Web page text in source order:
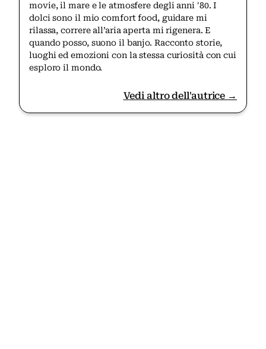
movie, il mare e le atmosfere degli anni '80. I
dolci sono il mio comfort food, guidare mi
rilassa, correre all’aria aperta mi rigenera. E
quando posso, suono il banjo. Racconto storie,
luoghi ed emozioni con la stessa curiosità con cui
esploro il mondo.
Vedi altro dell'autrice →